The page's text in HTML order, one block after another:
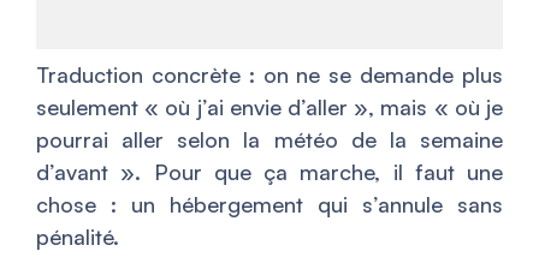
Traduction concrète : on ne se demande plus
seulement « où j’ai envie d’aller », mais « où je
pourrai aller selon la météo de la semaine
d’avant ». Pour que ça marche, il faut une
chose : un hébergement qui s’annule sans
pénalité.